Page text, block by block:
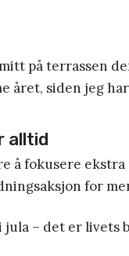
på terrassen
året, siden jeg
alltid
fokusere ekstra
for
– det er livets